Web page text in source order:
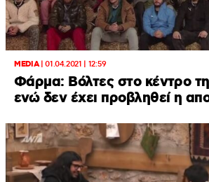
MEDIA|01.04.2021 | 12:59
Φάρμα: Βόλτες στο κέντρο
ενώ δεν έχει προβληθεί η